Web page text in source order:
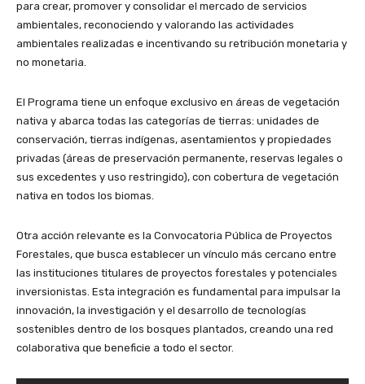
para crear, promover y consolidar el mercado de servicios
ambientales, reconociendo y valorando las actividades
ambientales realizadas e incentivando su retribución monetaria y
no monetaria.
El Programa tiene un enfoque exclusivo en áreas de vegetación
nativa y abarca todas las categorías de tierras: unidades de
conservación, tierras indígenas, asentamientos y propiedades
privadas (áreas de preservación permanente, reservas legales o
sus excedentes y uso restringido), con cobertura de vegetación
nativa en todos los biomas.
Otra acción relevante es la Convocatoria Pública de Proyectos
Forestales, que busca establecer un vínculo más cercano entre
las instituciones titulares de proyectos forestales y potenciales
inversionistas. Esta integración es fundamental para impulsar la
innovación, la investigación y el desarrollo de tecnologías
sostenibles dentro de los bosques plantados, creando una red
colaborativa que beneficie a todo el sector.